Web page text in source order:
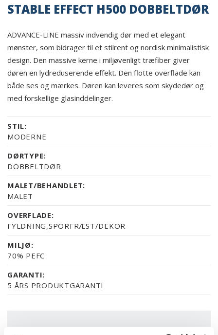
STABLE EFFECT H500 DOBBELTDØR
ADVANCE-LINE massiv indvendig dør med et elegant
mønster, som bidrager til et stilrent og nordisk minimalistisk
design. Den massive kerne i miljøvenligt træfiber giver
døren en lydreduserende effekt. Den flotte overflade kan
både ses og mærkes. Døren kan leveres som skydedør og
med forskellige glasinddelinger.
STIL:
MODERNE
DØRTYPE:
DOBBELTDØR
MALET/BEHANDLET:
MALET
OVERFLADE:
FYLDNING,SPORFRÆST/DEKOR
MILJØ:
70% PEFC
GARANTI:
5 ÅRS PRODUKTGARANTI
OVERFLADER (5)